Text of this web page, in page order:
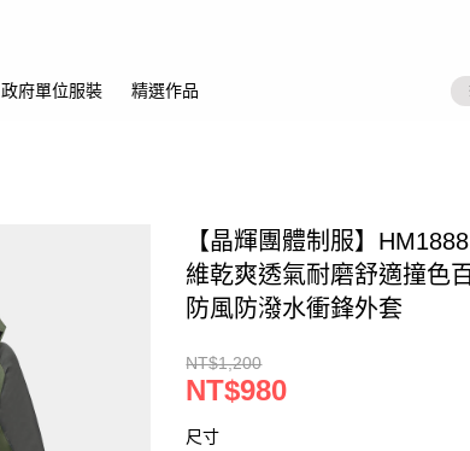
政府單位服裝 精選作品
【晶輝團體制服】
維乾爽透氣耐磨舒適撞色
防風防潑水衝鋒外套
NT$1,200
NT$980
尺寸